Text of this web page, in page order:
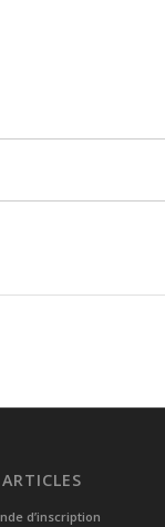
d’inscription